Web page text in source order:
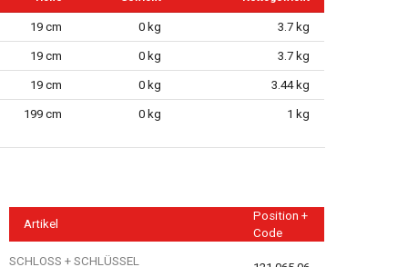
19 cm 0 kg 3.7 kg
19 cm 0 kg 3.7 kg
19 cm 0 kg 3.44 kg
199 cm 0 kg 1 kg
Artikel
Position +
Code
SCHLOSS + SCHLÜSSEL